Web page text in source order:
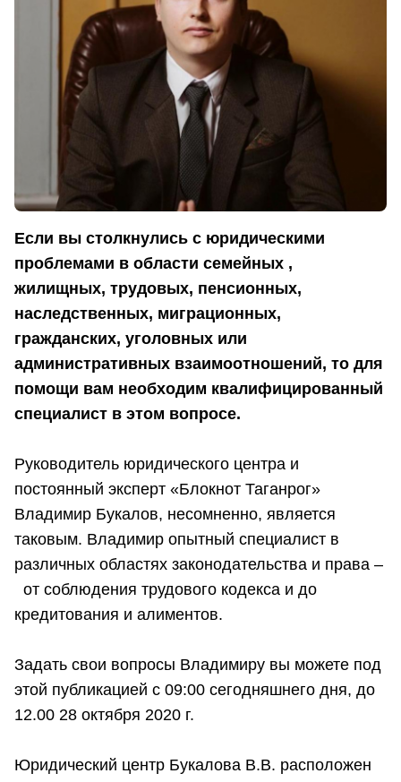
Если вы столкнулись с юридическими
проблемами в области семейных ,
жилищных, трудовых, пенсионных,
наследственных, миграционных,
гражданских, уголовных или
административных взаимоотношений, то для
помощи вам необходим квалифицированный
специалист в этом вопросе.
Руководитель юридического центра и
постоянный эксперт «Блокнот Таганрог»
Владимир Букалов, несомненно, является
таковым. Владимир опытный специалист в
различных областях законодательства и права –
от соблюдения трудового кодекса и до
кредитования и алиментов.
Задать свои вопросы Владимиру вы можете под
этой публикацией с 09:00 сегодняшнего дня, до
12.00 28 октября 2020 г.
Юридический центр Букалова В.В. расположен